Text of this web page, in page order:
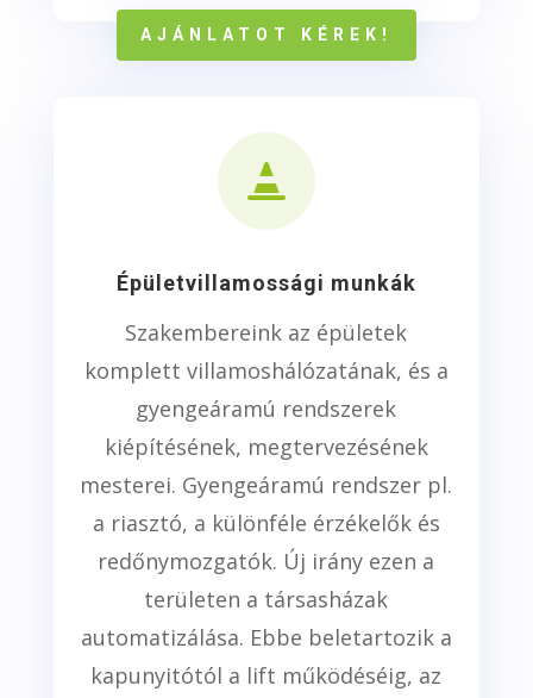
AJÁNLATOT KÉREK!

Épületvillamossági munkák
Szakembereink az épületek
komplett villamoshálózatának, és a
gyengeáramú rendszerek
kiépítésének, megtervezésének
mesterei. Gyengeáramú rendszer pl.
a riasztó, a különféle érzékelők és
redőnymozgatók. Új irány ezen a
területen a társasházak
automatizálása. Ebbe beletartozik a
kapunyitótól a lift működéséig, az